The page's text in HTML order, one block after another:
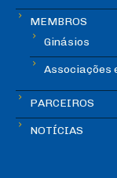
MEMBROS
Ginásios
Associações
PARCEIROS
NOTÍCIAS